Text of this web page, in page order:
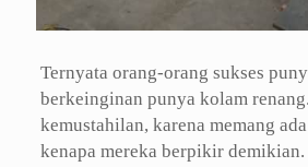
Ternyata orang-orang sukses
berkeinginan punya kolam
kemustahilan, karena memang
kenapa mereka berpikir demikian.